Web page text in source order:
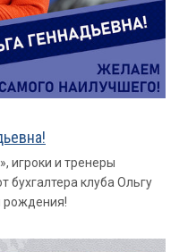
игроки и тренеры
клуба Ольгу
рождения!